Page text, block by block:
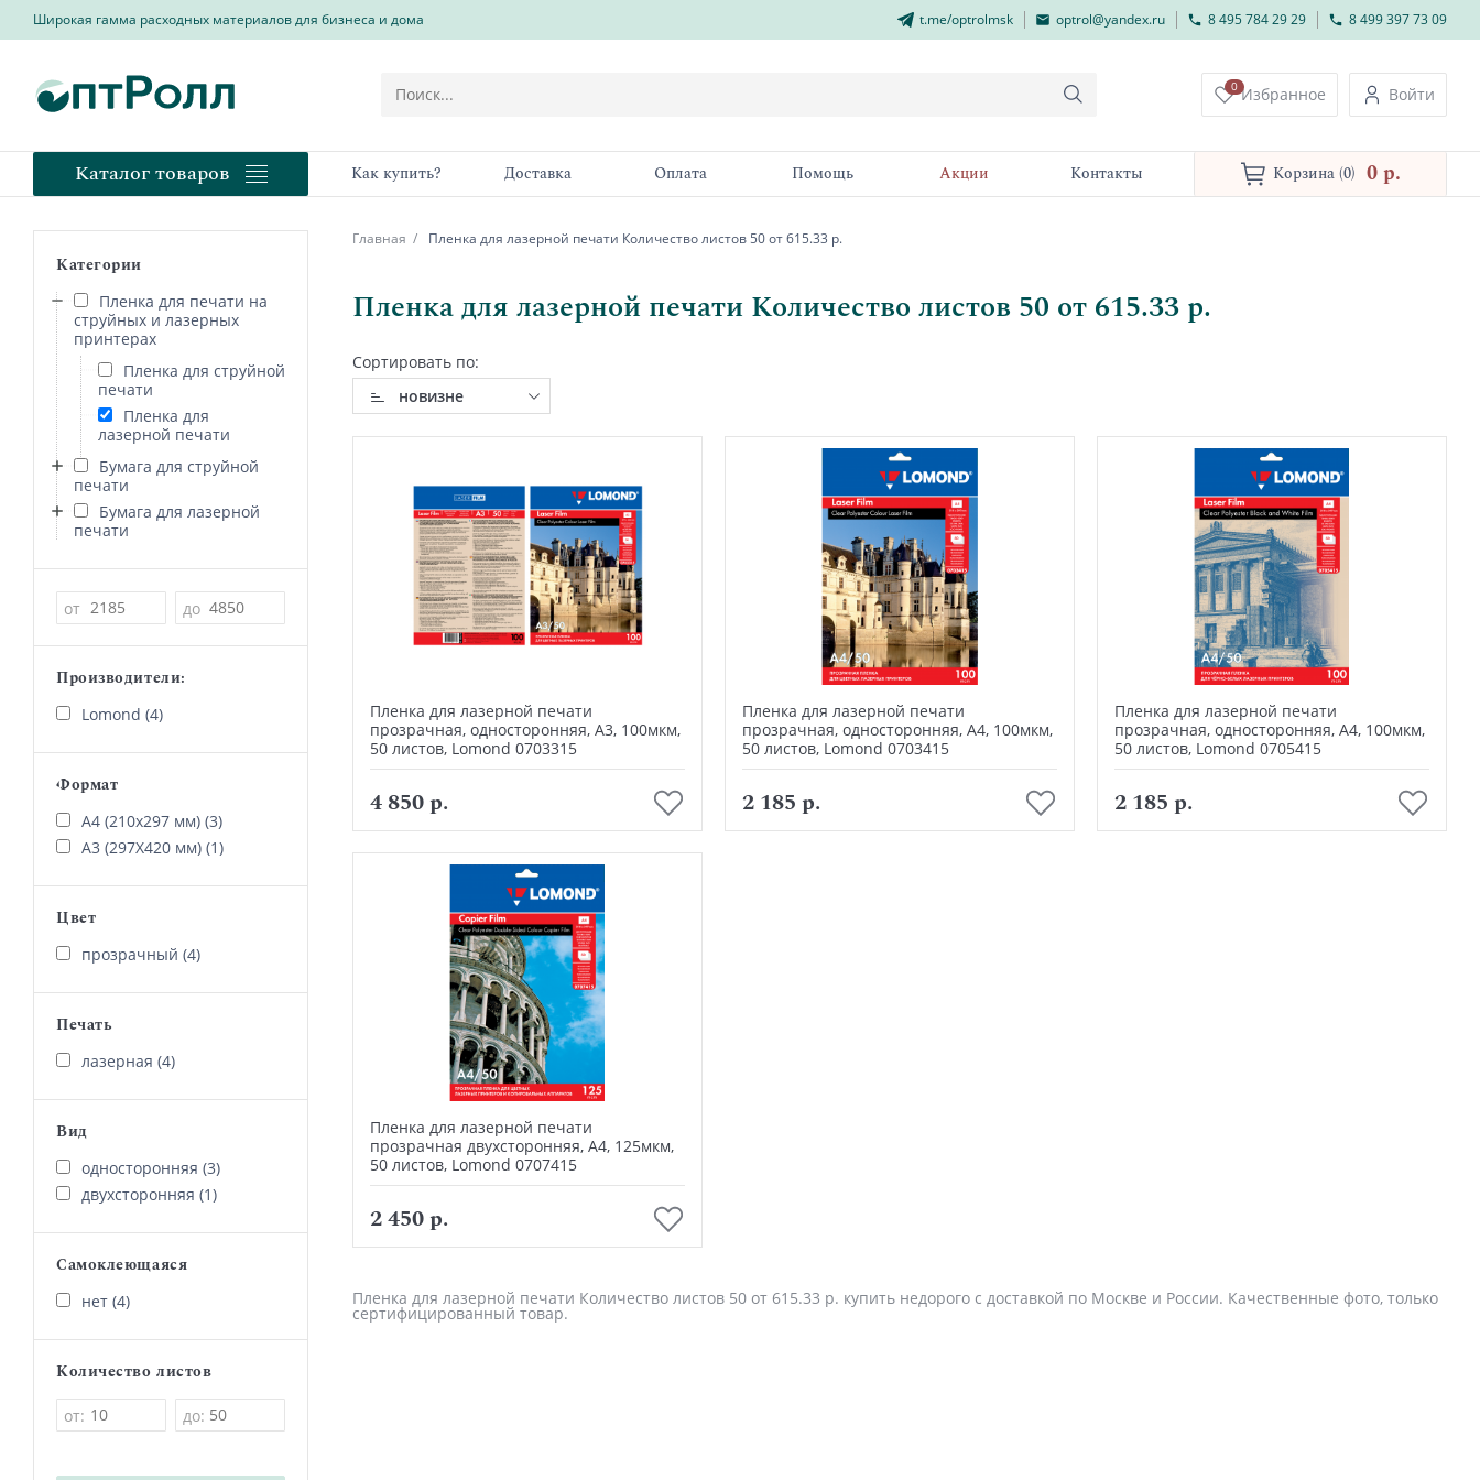
Широкая гамма расходных материалов для бизнеса и дома t.me/optrolmsk optrol@yandex.ru 8 495 784 29 29 8 499 397 73 09
0 Избранное Войти
Каталог товаров Как купить? Доставка Оплата Помощь Акции Контакты Корзина (0) 0 p.
Категории
Пленка для печати на
струйных и лазерных
принтерах
Пленка для струйной
печати
Пленка для
лазерной печати
Бумага для струйной
печати
Бумага для лазерной
печати
Цена
от до
Производители:
Lomond (4)
Формат
А4 (210х297 мм) (3)
А3 (297Х420 мм) (1)
Цвет
прозрачный (4)
Печать
лазерная (4)
Вид
односторонняя (3)
двухсторонняя (1)
Самоклеющаяся
нет (4)
Количество листов
от: до:
Главная Пленка для лазерной печати Количество листов 50 от 615.33 р.
Пленка для лазерной печати Количество листов 50 от 615.33 р.
Сортировать по:
новизне
Пленка для лазерной печати
прозрачная, односторонняя, А3, 100мкм,
50 листов, Lomond 0703315
4 850 р.
Пленка для лазерной печати
прозрачная, односторонняя, А4, 100мкм,
50 листов, Lomond 0703415
2 185 р.
Пленка для лазерной печати
прозрачная, односторонняя, А4, 100мкм,
50 листов, Lomond 0705415
2 185 р.
Пленка для лазерной печати
прозрачная двухсторонняя, А4, 125мкм,
50 листов, Lomond 0707415
2 450 р.
Пленка для лазерной печати Количество листов 50 от 615.33 р. купить недорого с доставкой по Москве и России. Качественные фото, только
сертифицированный товар.